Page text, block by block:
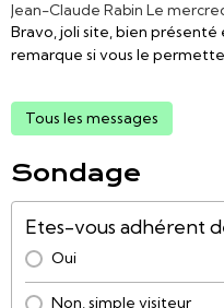
Jean-Claude Rabin Le
Bravo, joli site, bien
remarque si vous le
Tous les messages
Sondage
Etes-vous adhérent
Oui
Non, simple visiteur